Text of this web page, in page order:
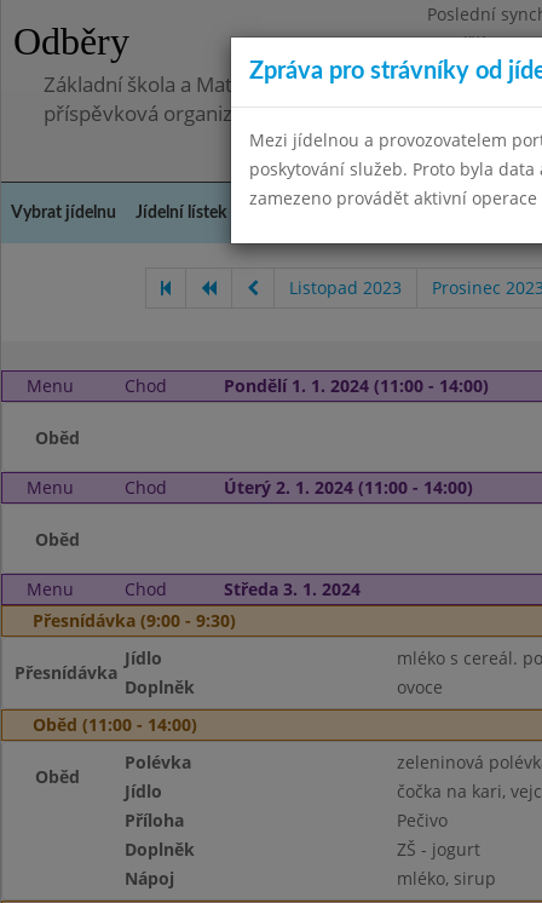
Odběry
Poslední
Pondělí
Základní škola a Mateřská škola Telnice, okres Brno-
příspěvková organizace
Vybrat jídelnu Jídelní lístek Kontakty a informace
Listopad 2023 Prosinec
Menu Chod Pondělí 1. 1. 2024 (11:00 - 14:00)
Oběd
Menu Chod Úterý 2. 1. 2024 (11:00 - 14:00)
Oběd
Menu Chod
Středa 3. 1. 2024
Přesnídávka (9:00 - 9:30)
Přesnídávka
Jídlo
mléko s cereál.
Doplněk
ovoce
Oběd (11:00 - 14:00)
Oběd
Polévka
zeleninová
Jídlo
čočka na kari,
Příloha
Pečivo
Doplněk
ZŠ - jogurt
Nápoj
mléko, sirup
Zpráva pro strávníky od
Mezi jídelnou a provozovatelem
poskytování služeb. Proto byla
zamezeno provádět aktivní